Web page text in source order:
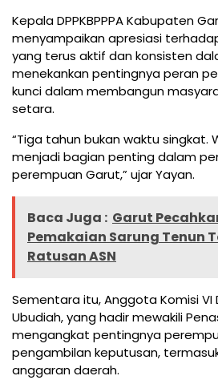
Kepala DPPKBPPPA Kabupaten
menyampaikan apresiasi
yang terus aktif dan konsisten
menekankan pentingnya peran
kunci dalam membangun
setara.
“Tiga tahun bukan waktu singkat.
menjadi bagian penting dalam
perempuan Garut,” ujar Yayan.
Baca Juga : Garut
Pemakaian Sarung Tenun
Ratusan ASN
Sementara itu, Anggota Komisi VI
Ubudiah, yang hadir mewakili
mengangkat pentingnya
pengambilan keputusan,
anggaran daerah.